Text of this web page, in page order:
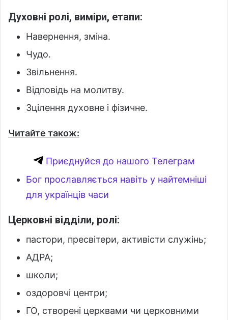
Духовні ролі, виміри, етапи:
Навернення, зміна.
Чудо.
Звільнення.
Відповідь на молитву.
Зцілення духовне і фізичне.
Читайте також:
Приєднуйся до нашого Телеграм
Бог прославляється навіть у найтемніші
для українців часи
Церковні відділи, ролі:
пастори, пресвітери, активісти служінь;
АДРА;
школи;
оздоровчі центри;
ГО, створені церквами чи церковними